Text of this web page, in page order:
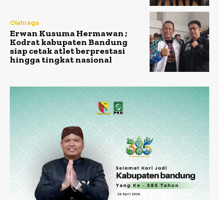
Olahraga
Erwan Kusuma Hermawan ;
Kodrat kabupaten Bandung
siap cetak atlet berprestasi
hingga tingkat nasional